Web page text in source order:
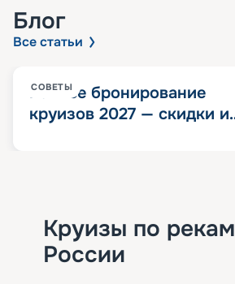
Блог
Все статьи
СОВЕТЫ
Раннее бронирование
круизов 2027 — скидки и
Круизы по рекам
России